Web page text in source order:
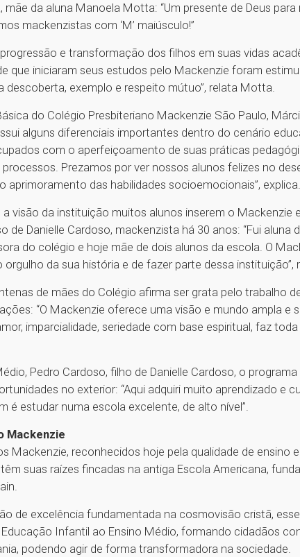
da aluna Manoela Motta: “Um presente de Deus para
mackenzistas com ‘M’ maiúsculo!”
e transformação dos filhos em suas vidas
que iniciaram seus estudos pelo Mackenzie foram
descoberta, exemplo e respeito mútuo”, relata Motta.
do Colégio Presbiteriano Mackenzie São Paulo,
alguns diferenciais importantes dentro do cenário
com o aperfeiçoamento de suas práticas
Prezamos por ver nossos alunos felizes no
aprimoramento das habilidades socioemocionais”, explica.
visão da instituição muitos alunos inserem o Mackenzie
de Danielle Cardoso, mackenzista há 30 anos: “Fui aluna
do colégio e hoje mãe de dois alunos da escola. O
da sua história e de fazer parte dessa instituição”,
de mães do Colégio afirma ser grata pelo trabalho
“O Mackenzie oferece uma visão e mundo ampla e
imparcialidade, seriedade com base espiritual, faz toda
Pedro Cardoso, filho de Danielle Cardoso, o programa
no exterior: “Aqui adquiri muito aprendizado e
é estudar numa escola excelente, de alto nível”.
Mackenzie
Mackenzie, reconhecidos hoje pela qualidade de ensino
suas raízes fincadas na antiga Escola Americana,
de excelência fundamentada na cosmovisão cristã,
Infantil ao Ensino Médio, formando cidadãos
podendo agir de forma transformadora na sociedade.